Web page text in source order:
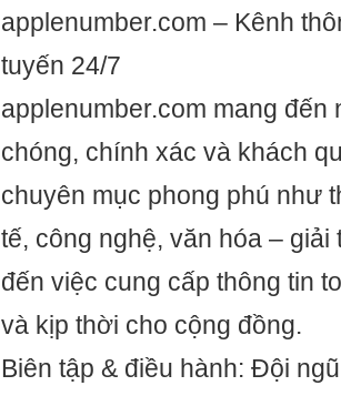
applenumber.com – Kênh
tuyến 24/7
applenumber.com mang đến
chóng, chính xác và khách
chuyên mục phong phú như
tế, công nghệ, văn hóa –
đến việc cung cấp thông tin
và kịp thời cho cộng đồng.
Biên tập & điều hành: Đội ngũ